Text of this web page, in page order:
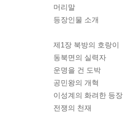
머리말
등장인물 소개
제1장 북방의 호랑이
동북면의 실력자
운명을 건 도박
공민왕의 개혁
이성계의 화려한 등장
전쟁의 천재